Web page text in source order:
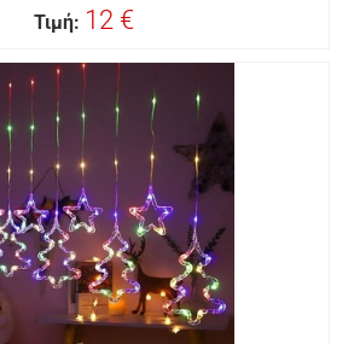
Τιμή: 12 €